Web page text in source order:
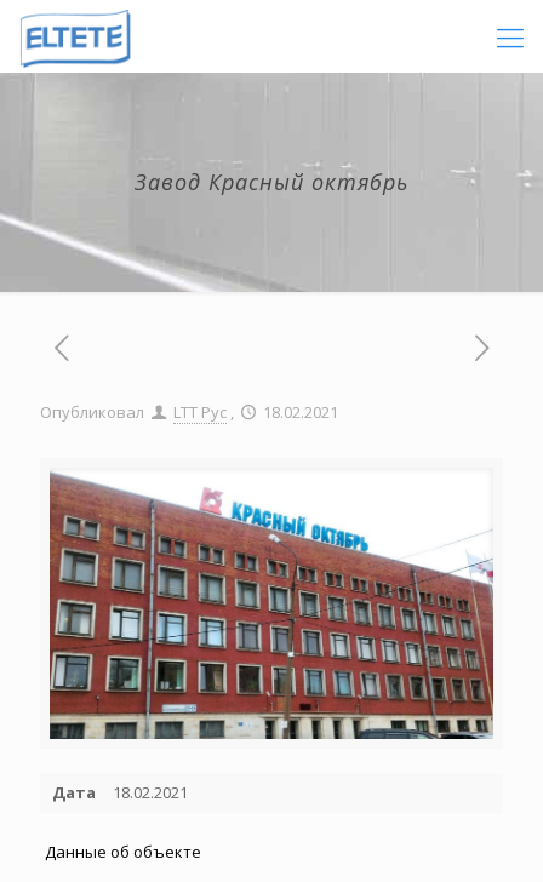
Завод Красный октябрь
Опубликовал LTT Рус , 18.02.2021
Дата 18.02.2021
Данные об объекте